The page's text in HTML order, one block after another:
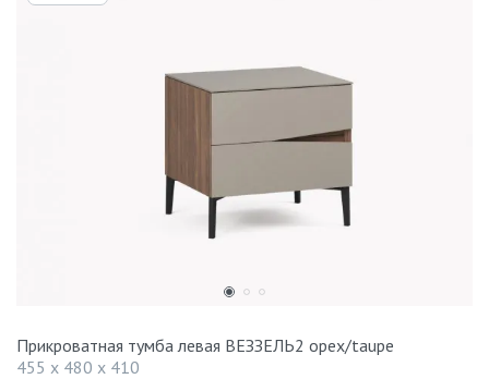
Прикроватная тумба левая ВЕЗЗЕЛЬ2 орех/taupe
455 x 480 x 410